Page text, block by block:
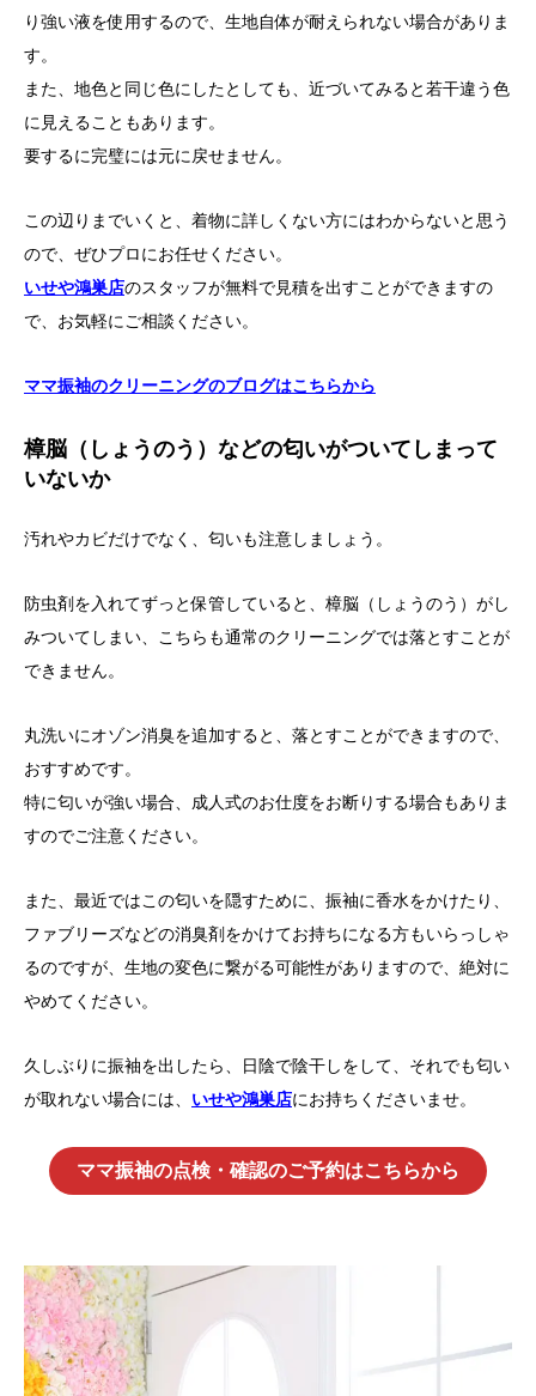
り強い液を使用するので、生地自体が耐えられない場合がありま
す。
また、地色と同じ色にしたとしても、近づいてみると若干違う色
に見えることもあります。
要するに完璧には元に戻せません。
この辺りまでいくと、着物に詳しくない方にはわからないと思う
ので、ぜひプロにお任せください。
いせや鴻巣店のスタッフが無料で見積を出すことができますの
で、お気軽にご相談ください。
ママ振袖のクリーニングのブログはこちらから
樟脳（しょうのう）などの匂いがついてしまって
いないか
汚れやカビだけでなく、匂いも注意しましょう。
防虫剤を入れてずっと保管していると、樟脳（しょうのう）がし
みついてしまい、こちらも通常のクリーニングでは落とすことが
できません。
丸洗いにオゾン消臭を追加すると、落とすことができますので、
おすすめです。
特に匂いが強い場合、成人式のお仕度をお断りする場合もありま
すのでご注意ください。
また、最近ではこの匂いを隠すために、振袖に香水をかけたり、
ファブリーズなどの消臭剤をかけてお持ちになる方もいらっしゃ
るのですが、生地の変色に繋がる可能性がありますので、絶対に
やめてください。
久しぶりに振袖を出したら、日陰で陰干しをして、それでも匂い
が取れない場合には、 いせや鴻巣店にお持ちくださいませ。
ママ振袖の点検・確認のご予約はこちらから